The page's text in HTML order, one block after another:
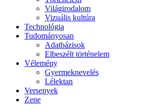
Világirodalom
Vizuális kultúra
Technológia
Tudományosan
Adatbázisok
Elbeszélt történelem
Vélemény
Gyermeknevelés
Lélektan
Versenyek
Zene